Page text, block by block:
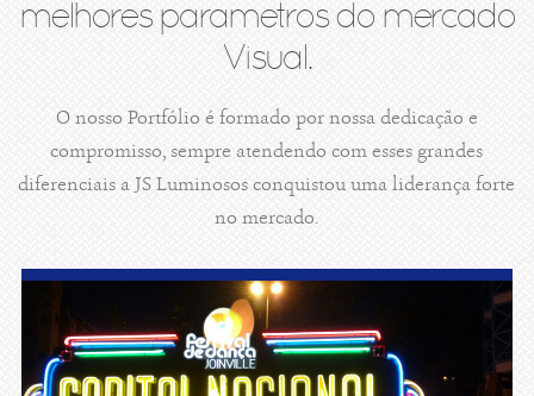
melhores parametros do mercado
Visual.
O nosso Portfólio é formado por nossa dedicação e
compromisso, sempre atendendo com esses grandes
diferenciais a JS Luminosos conquistou uma liderança forte
no mercado.